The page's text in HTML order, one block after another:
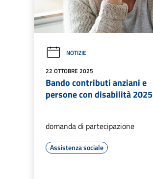
NOTIZIE
22 OTTOBRE 2025
Bando contributi anziani e
persone con disabilità 2025
domanda di partecipazione
Assistenza sociale